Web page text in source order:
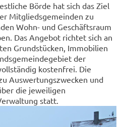
Börde hat sich das Ziel
Mitgliedsgemeinden zu
Wohn- und Geschäftsraum
Das Angebot richtet sich an
Grundstücken, Immobilien
der
kostenfrei. Die
Auswertungszwecken und
die jeweiligen
statt.